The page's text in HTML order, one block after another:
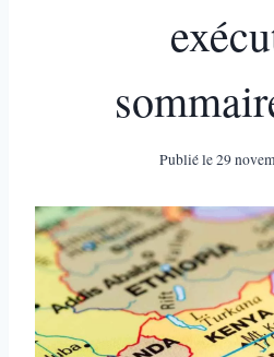
Publié le29